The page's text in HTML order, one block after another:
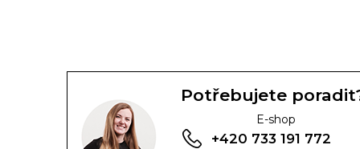
Potřebujete
E-shop
+420 733 191 772